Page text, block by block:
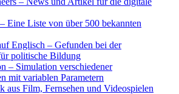
Eine Liste von über 500 bekannten
Englisch – Gefunden bei der
politische Bildung
– Simulation verschiedener
mit variablen Parametern
aus Film, Fernsehen und Videospielen